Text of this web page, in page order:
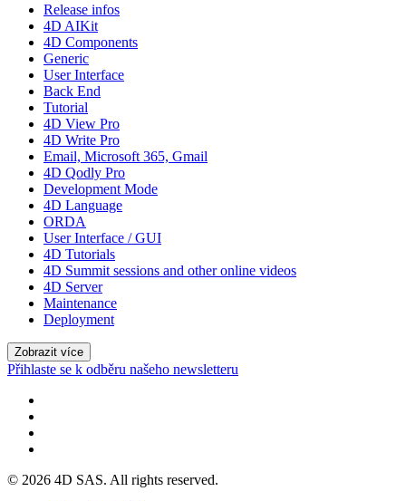
Release infos
4D AIKit
4D Components
Generic
User Interface
Back End
Tutorial
4D View Pro
4D Write Pro
Email, Microsoft 365, Gmail
4D Qodly Pro
Development Mode
4D Language
ORDA
User Interface / GUI
4D Tutorials
4D Summit sessions and other online videos
4D Server
Maintenance
Deployment
Zobrazit více
Přihlaste se k odběru našeho newsletteru
© 2026 4D SAS. All rights reserved.